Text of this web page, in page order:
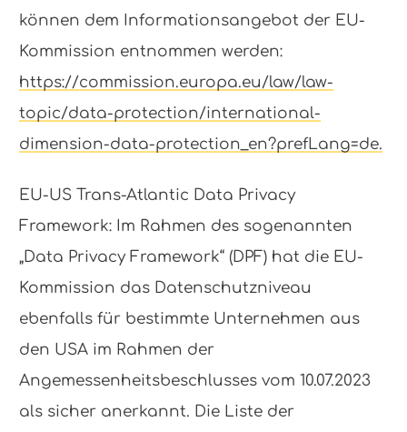
können dem Informationsangebot der EU-
Kommission entnommen werden:
https://commission.europa.eu/law/law-
topic/data-protection/international-
dimension-data-protection_en?prefLang=de.
EU-US Trans-Atlantic Data Privacy
Framework: Im Rahmen des sogenannten
„Data Privacy Framework“ (DPF) hat die EU-
Kommission das Datenschutzniveau
ebenfalls für bestimmte Unternehmen aus
den USA im Rahmen der
Angemessenheitsbeschlusses vom 10.07.2023
als sicher anerkannt. Die Liste der